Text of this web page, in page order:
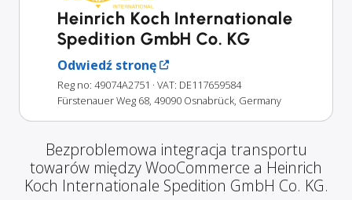
Heinrich Koch Internationale
Spedition GmbH Co. KG
Odwiedź stronę
Reg no: 49074A2751 · VAT: DE117659584
Fürstenauer Weg 68, 49090 Osnabrück, Germany
Bezproblemowa integracja transportu
towarów między WooCommerce a Heinrich
Koch Internationale Spedition GmbH Co. KG.